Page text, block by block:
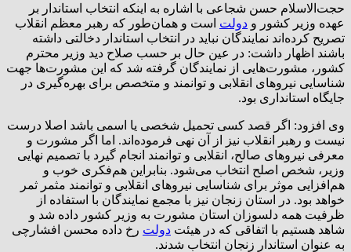
حجت‌الاسلام حسن شجاعی با اشاره به اینکه انتخاب استاندار بر
عهده وزیر کشور و دولت است و همان‌طور که رهبر معظم انقلاب
تصریح کرده‌اند نمایندگان نباید در انتخاب استاندار دخالتی داشته
باشند اظهار داشت: در عین حال بر حسب صلاح‌ دید وزیر محترم
کشور، مشورت‌هایی از نمایندگان گرفته شد که این مشورت‌ها جهت
شناسایی نیرو‌های انقلابی و توانمند و متخصص برای بهره‌گیری در
جایگاه استانداری بود.
وی افزود: اگر قصد کسی تحمیل شخصی یا اسمی باشد اصلا درست
نیست و رهبر انقلاب نیز از آن نهی فرموده‌اند. اما اگر مشورت و
معرفی نیرو‌های صالح، انقلابی ‌و توانمند انجام گیرد با تصمیم نهایی
وزیر، شخص اصلح انتخاب می‌شود. بنابراین هم‌فکری خوب و
هم‌افزایی موثر برای شناسایی نیرو‌های انقلابی و توانمند مثمر ثمر
خواهد بود. در استان زنجان نیز با مجمع نمایندگان با استفاده از
ظرفیت همه دلسوزان استان مشورت به وزیر کشور داده شد و
شاهد هستیم با اتفاقی که در هیئت دولت رخ داده محسن افشارچی
به عنوان استاندار زنجان انتخاب شدند.